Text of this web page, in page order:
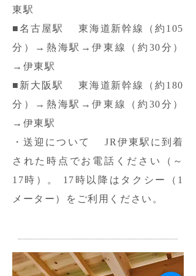
東駅
■名古屋駅 東海道新幹線（約105
分）→熱海駅→伊東線（約30分）
→伊東駅
■新大阪駅 東海道新幹線（約180
分）→熱海駅→伊東線（約30分）
→伊東駅
・送迎について JR伊東駅に到着
された時点でお電話ください（～
17時）。 17時以降はタクシー（1
メーター）をご利用ください。